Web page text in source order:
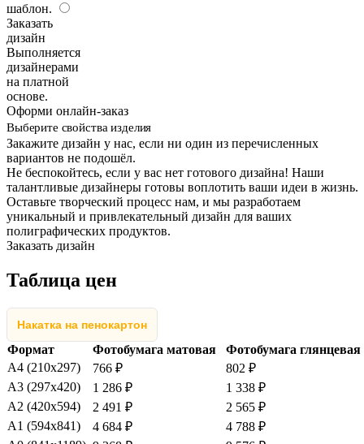
шаблон.
Заказать
дизайн
Выполняется
дизайнерами
на платной
основе.
Оформи онлайн-заказ
Выберите свойства изделия
Закажите дизайн у нас, если ни один из перечисленных
вариантов не подошёл.
Не беспокойтесь, если у вас нет готового дизайна! Наши
талантливые дизайнеры готовы воплотить ваши идеи в жизнь.
Оставьте творческий процесс нам, и мы разработаем
уникальный и привлекательный дизайн для ваших
полиграфических продуктов.
Заказать дизайн
Таблица цен
Накатка на пенокартон
Формат Фотобумага матовая
Фотобумага глянцевая
А4 (210х297)
766 ₽
802 ₽
А3 (297х420)
1 286 ₽
1 338 ₽
А2 (420х594)
2 491 ₽
2 565 ₽
А1 (594х841)
4 684 ₽
4 788 ₽